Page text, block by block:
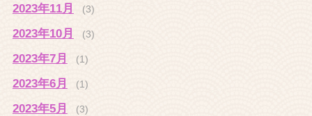
2023年11月 (3)
2023年10月 (3)
2023年7月 (1)
2023年6月 (1)
2023年5月 (3)